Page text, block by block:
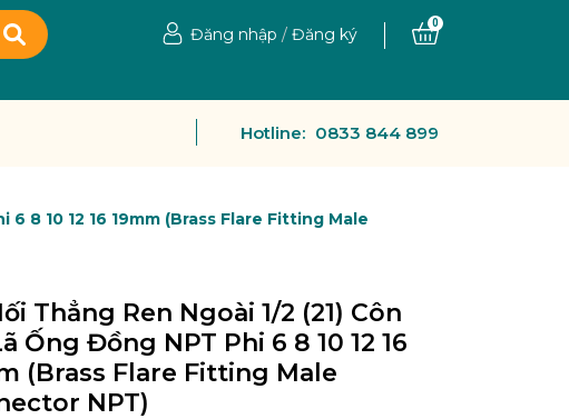
Đăng nhập / Đăng ký
0
Hotline: 0833 844 899
6 8 10 12 16 19mm (Brass Flare Fitting Male
Thẳng Ren Ngoài 1/2 (21) Côn
Ống Đồng NPT Phi 6 8 10 12 16
(Brass Flare Fitting Male
NPT)